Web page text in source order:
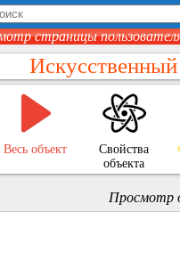
страницы
Искусственный
Весь объект
Свойства
объекта
Просмотр